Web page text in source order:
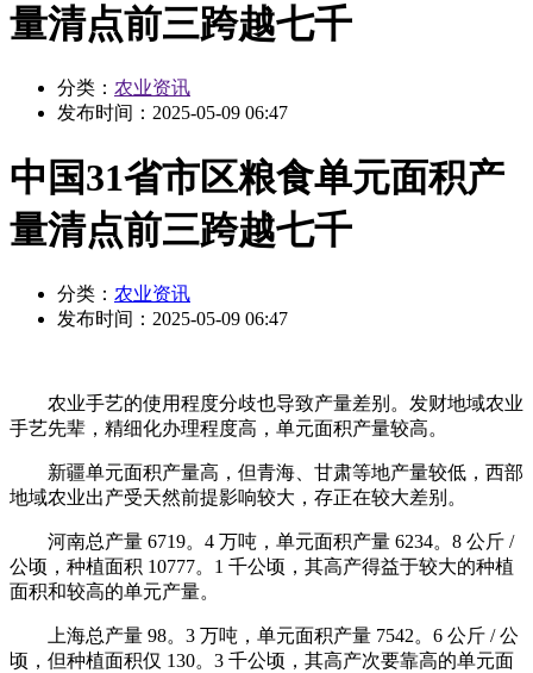
量清点前三跨越七千
分类： 农业资讯
发布时间： 2025-05-09 06:47
中国31省市区粮食单元面积产
量清点前三跨越七千
分类： 农业资讯
发布时间： 2025-05-09 06:47
农业手艺的使用程度分歧也导致产量差别。发财地域农业
手艺先辈，精细化办理程度高，单元面积产量较高。
新疆单元面积产量高，但青海、甘肃等地产量较低，西部
地域农业出产受天然前提影响较大，存正在较大差别。
河南总产量 6719。4 万吨，单元面积产量 6234。8 公斤 /
公顷，种植面积 10777。1 千公顷，其高产得益于较大的种植
面积和较高的单元产量。
上海总产量 98。3 万吨，单元面积产量 7542。6 公斤 / 公
顷，但种植面积仅 130。3 千公顷，其高产次要靠高的单元面